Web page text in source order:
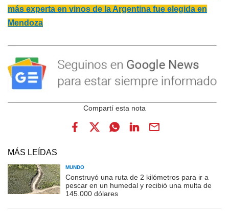
más experta en vinos de la Argentina fue elegida en
Mendoza
MÁS LEÍDAS
MUNDO
Construyó una ruta de 2 kilómetros para ir a
pescar en un humedal y recibió una multa de
145.000 dólares